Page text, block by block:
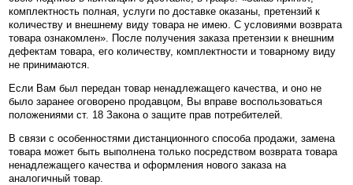
комплектность полная, услуги по доставке оказаны, претензий к
количеству и внешнему виду товара не имею. С условиями возврата
товара ознакомлен». После получения заказа претензии к внешним
дефектам товара, его количеству, комплектности и товарному виду
не принимаются.
Если Вам был передан товар ненадлежащего качества, и оно не
было заранее оговорено продавцом, Вы вправе воспользоваться
положениями ст. 18 Закона о защите прав потребителей.
В связи с особенностями дистанционного способа продажи, замена
товара может быть выполнена только посредством возврата товара
ненадлежащего качества и оформления нового заказа на
аналогичный товар.